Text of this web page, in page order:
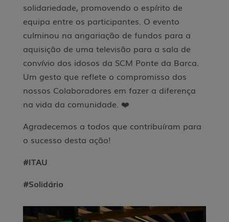
solidariedade, promovendo o espírito de
equipa entre os participantes. O evento
culminou na angariação de fundos para a
aquisição de uma televisão para a sala de
convívio dos idosos da SCM Ponte da Barca.
Um gesto que reflete o compromisso dos
nossos Colaboradores em fazer a diferença
na vida da comunidade. ❤️
Agradecemos a todos que contribuíram para
o sucesso desta ação!
#ITAU
#Solidário